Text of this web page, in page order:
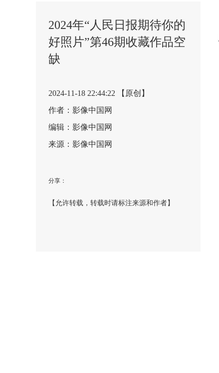
2024年“人民日报期待你的
好照片”第46期收藏作品空
缺
2024-11-18 22:44:22 【原创】
作者：影像中国网
编辑：影像中国网
来源：影像中国网
分享：
【允许转载，转载时请标注来源和作者】